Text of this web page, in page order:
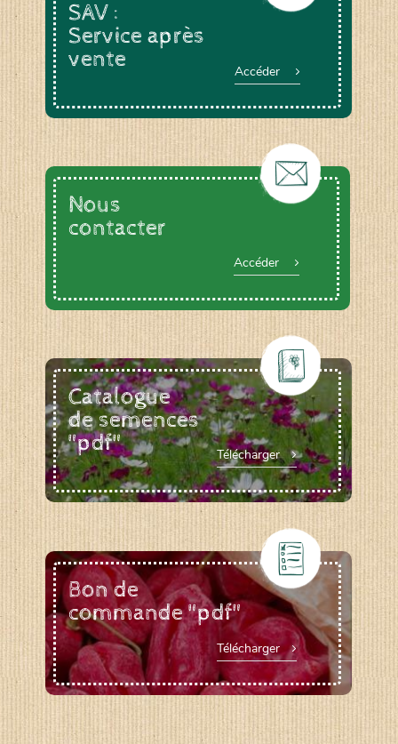
SAV :
Service après
vente
Accéder
Nous
contacter
Accéder
Catalogue
de semences
"pdf"
Télécharger
Bon de
commande "pdf"
Télécharger